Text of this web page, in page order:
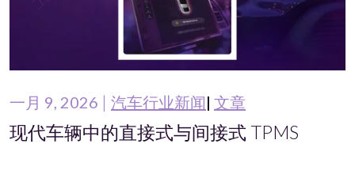
一月 9, 2026 汽车行业新闻 文章
现代车辆中的直接式与间接式 TPMS